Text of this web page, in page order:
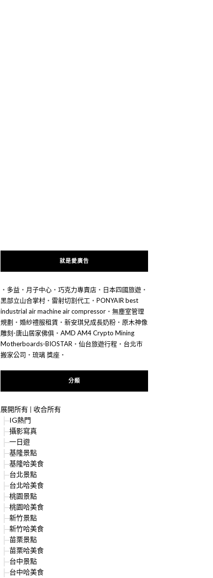
就是愛廣告
‧ 多益 ‧ 月子中心 ‧ 巧克力專賣店 ‧ 日本四國旅遊 ‧
黑部立山合掌村 ‧ 雷射切割代工 ‧ PONYAIR best
industrial air machine air compressor ‧ 無塵室管理
規劃 ‧ 婚紗禮服租賃 ‧ 新安琪兒成長奶粉 ‧ 原木神像
雕刻-唐山居家佛俱 ‧ AMD AM4 Crypto Mining
Motherboards-BIOSTAR ‧ 仙台旅遊行程 ‧ 台北市
搬家公司 ‧ 琉璃 獎座 ‧
分類
展開所有 | 收合所有
IG熱門
攝影寫真
一日遊
基隆景點
基隆哈美食
台北景點
台北哈美食
桃園景點
桃園哈美食
新竹景點
新竹哈美食
苗栗景點
苗栗哈美食
台中景點
台中哈美食